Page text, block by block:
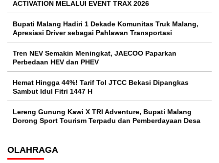
ACTIVATION MELALUI EVENT TRAX 2026
Bupati Malang Hadiri 1 Dekade Komunitas Truk Malang,
Apresiasi Driver sebagai Pahlawan Transportasi
Tren NEV Semakin Meningkat, JAECOO Paparkan
Perbedaan HEV dan PHEV
Hemat Hingga 44%! Tarif Tol JTCC Bekasi Dipangkas
Sambut Idul Fitri 1447 H
Lereng Gunung Kawi X TRI Adventure, Bupati Malang
Dorong Sport Tourism Terpadu dan Pemberdayaan Desa
OLAHRAGA